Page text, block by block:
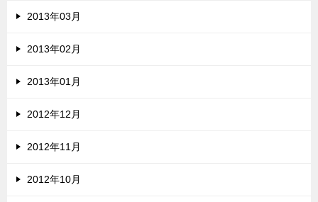
2013年03月
2013年02月
2013年01月
2012年12月
2012年11月
2012年10月